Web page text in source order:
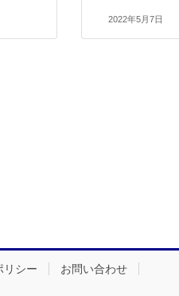
2022年5月7日
リシー お問い合わせ